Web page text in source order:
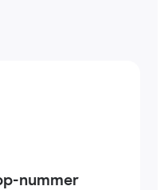
nummer